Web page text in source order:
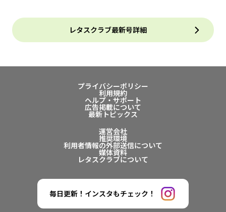
レタスクラブ最新号詳細
プライバシーポリシー
利用規約
ヘルプ・サポート
広告掲載について
最新トピックス
運営会社
推奨環境
利用者情報の外部送信について
媒体資料
レタスクラブについて
毎日更新！インスタもチェック！